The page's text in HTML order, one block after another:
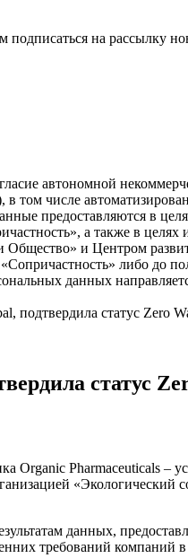
на рассылку
автономной
в том числе
предоставляются в
а также в
и Центром
либо до
данных
подтвердила статус Zero
статус
Organic Pharmaceuticals –
«Экологический
данных,
требований